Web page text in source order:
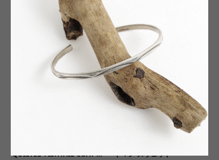
【SALVAGE PUBLIC サルヴ
ェージ・パブリック】Kuhio
Track Pants クヒオ トラッ...
【VANS ヴァンズ】DEADST
OCK Authentic 44 DX ANA
HEIM FACTORY Og Plaid ...
QUILTED FISHTAIL COAT ...
【CULTURES カルチャーズ】
トマン スウェット